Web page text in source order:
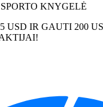
KNYGELĖ
USD IR GAUTI 200